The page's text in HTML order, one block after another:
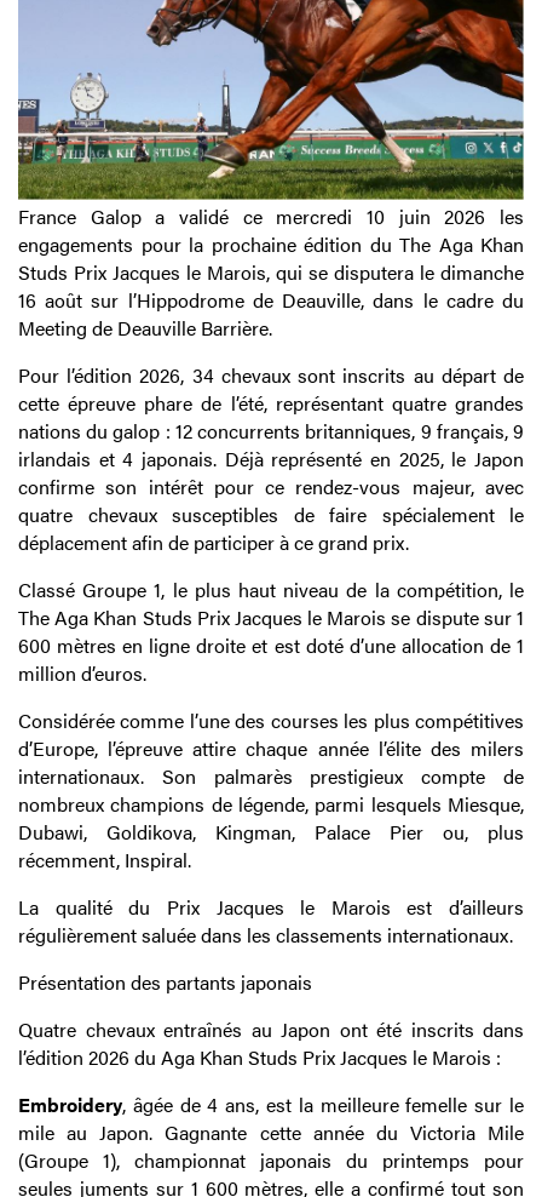
France Galop a validé ce mercredi 10 juin 2026 les
engagements pour la prochaine édition du The Aga Khan
Studs Prix Jacques le Marois, qui se disputera le dimanche
16 août sur l’Hippodrome de Deauville, dans le cadre du
Meeting de Deauville Barrière.
Pour l’édition 2026, 34 chevaux sont inscrits au départ de
cette épreuve phare de l’été, représentant quatre grandes
nations du galop : 12 concurrents britanniques, 9 français, 9
irlandais et 4 japonais. Déjà représenté en 2025, le Japon
confirme son intérêt pour ce rendez-vous majeur, avec
quatre chevaux susceptibles de faire spécialement le
déplacement afin de participer à ce grand prix.
Classé Groupe 1, le plus haut niveau de la compétition, le
The Aga Khan Studs Prix Jacques le Marois se dispute sur 1
600 mètres en ligne droite et est doté d’une allocation de 1
million d’euros.
Considérée comme l’une des courses les plus compétitives
d’Europe, l’épreuve attire chaque année l’élite des milers
internationaux. Son palmarès prestigieux compte de
nombreux champions de légende, parmi lesquels Miesque,
Dubawi, Goldikova, Kingman, Palace Pier ou, plus
récemment, Inspiral.
La qualité du Prix Jacques le Marois est d’ailleurs
régulièrement saluée dans les classements internationaux.
Présentation des partants japonais
Quatre chevaux entraînés au Japon ont été inscrits dans
l’édition 2026 du Aga Khan Studs Prix Jacques le Marois :
Embroidery, âgée de 4 ans, est la meilleure femelle sur le
mile au Japon. Gagnante cette année du Victoria Mile
(Groupe 1), championnat japonais du printemps pour
seules juments sur 1 600 mètres, elle a confirmé tout son